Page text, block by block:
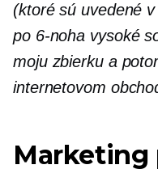
(ktoré sú uvedené
po 6-noha vysoké
moju zbierku a
internetovom